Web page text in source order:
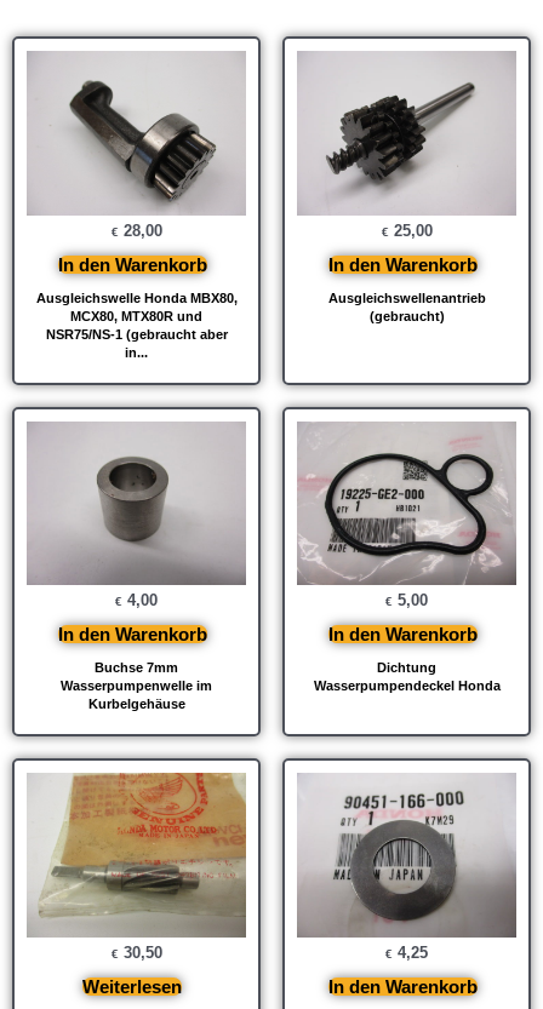
Ausgleichswelle Honda MBX80,
MCX80, MTX80R und
NSR75/NS-1 (gebraucht aber
in...
€ 28,00
In den Warenkorb
Ausgleichswellenantrieb
(gebraucht)
€ 25,00
In den Warenkorb
Buchse 7mm
Wasserpumpenwelle im
Kurbelgehäuse
€ 4,00
In den Warenkorb
Dichtung
Wasserpumpendeckel Honda
€ 5,00
In den Warenkorb
€ 30,50
Weiterlesen
€ 4,25
In den Warenkorb